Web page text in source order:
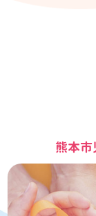
熊本